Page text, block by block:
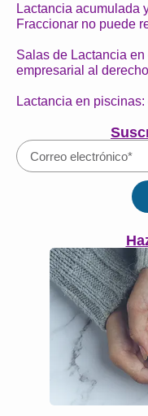
Lactancia acumulada
Fraccionar no puede
Salas de Lactancia
empresarial al
Lactancia en